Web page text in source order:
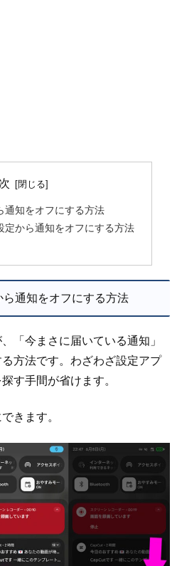
通知をオフにする方法
定から通知をオフにする方法
通知をオフにする方法
「今まさに届いている通知」
方法です。わざわざ設定アプ
す手間が省けます。
きます。